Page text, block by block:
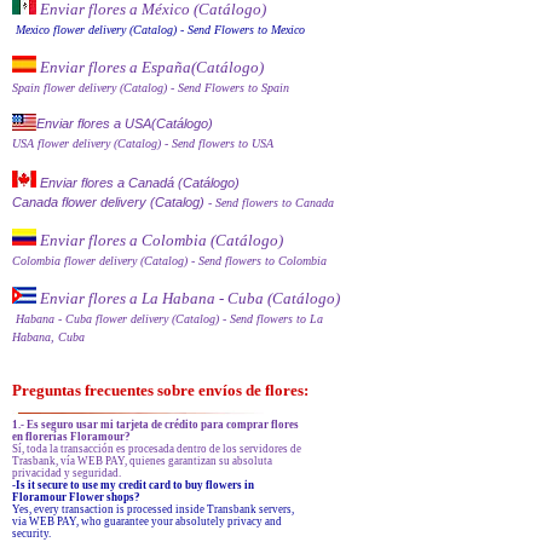
Enviar flores a México (Catálogo)
Mexico flower delivery (Catalog) - Send Flowers to Mexico
Enviar flores a España(Catálogo)
Spain flower delivery (Catalog) - Send Flowers to Spain
Enviar flores a USA(Catálogo)
USA flower delivery (Catalog) - Send flowers to USA
Enviar flores a Canadá (Catálogo)
Canada flower delivery (Catalog) - Send flowers to Canada
Enviar flores a Colombia (Catálogo)
Colombia flower delivery (Catalog) - Send flowers to Colombia
Enviar flores a La Habana - Cuba (Catálogo)
Habana - Cuba flower delivery (Catalog) - Send flowers to La
Habana, Cuba
Preguntas frecuentes sobre envíos de flores:
1.- Es seguro usar mi tarjeta de crédito para comprar flores
en florerías Floramour?
Sí, toda la transacción es procesada dentro de los servidores de
Trasbank, vía WEB PAY, quienes garantizan su absoluta
privacidad y seguridad.
-Is it secure to use my credit card to buy flowers in
Floramour Flower shops?
Yes, every transaction is processed inside Transbank servers,
via WEB PAY, who guarantee your absolutely privacy and
security.